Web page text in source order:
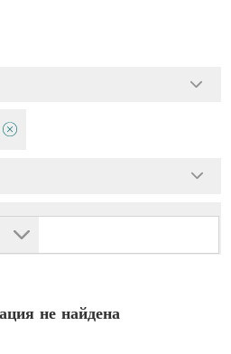
не найдена